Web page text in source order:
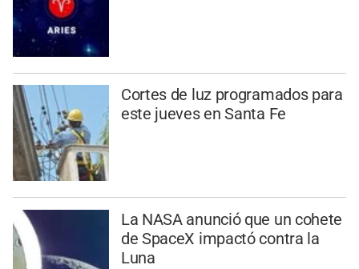
Cortes de luz programados para
este jueves en Santa Fe
La NASA anunció que un cohete
de SpaceX impactó contra la
Luna